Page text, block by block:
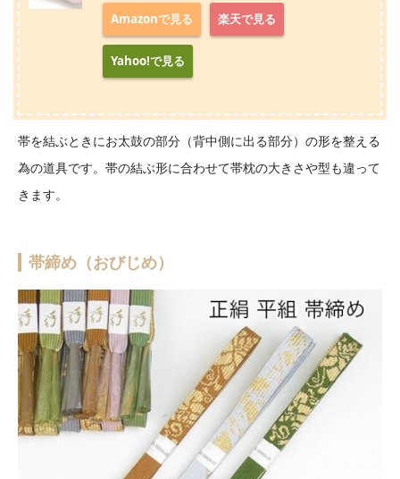
Amazonで見る 楽天で見る
Yahoo!で見る
帯を結ぶときにお太鼓の部分（背中側に出る部分）の形を整える
為の道具です。帯の結ぶ形に合わせて帯枕の大きさや型も違って
きます。
帯締め（おびじめ）